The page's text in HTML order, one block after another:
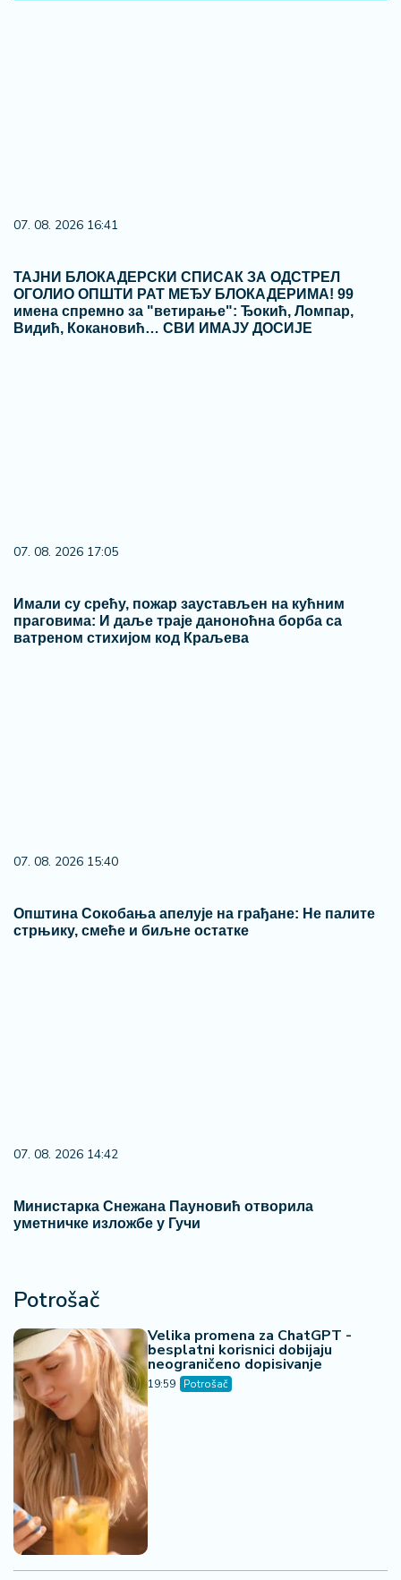
06. 08. 2026 09:39
Marija (3) se igrala u dvorištu i samo je nestala: Posle
42 godine otac je pronašao, zanemeo je kada je saznao
gde je bila
akcijskoj ceni od 19.990€ do 31.8.
07. 08. 2026 09:14
Сазнања „Политике”: Црна Гора следећа у војном
савезу Загреба, Тиране и Приштине